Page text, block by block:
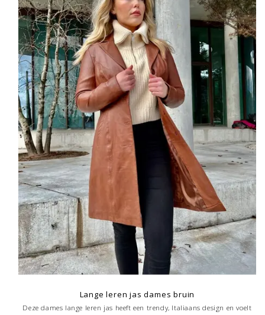
Lange leren jas dames bruin
Deze dames lange leren jas heeft een trendy, Italiaans design en voelt